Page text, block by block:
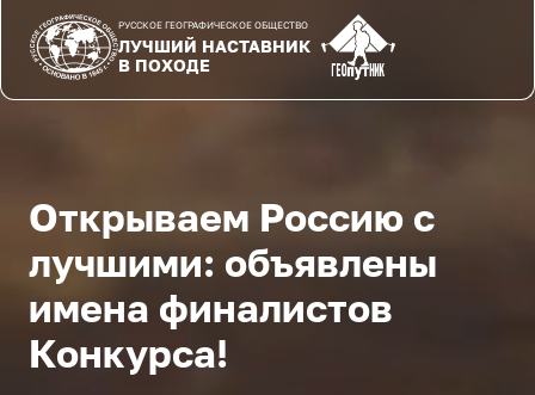
РУССКОЕ ГЕОГРАФИЧЕСКОЕ ОБЩЕСТВО
ЛУЧШИЙ НАСТАВНИК
В ПОХОДЕ
Открываем Россию с
лучшими: объявлены
имена финалистов
Конкурса!